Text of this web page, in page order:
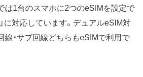
は1台のスマホに2つのeSIMを設定で
に対応しています。デュアルeSIM対
線・サブ回線どちらもeSIMで利用で